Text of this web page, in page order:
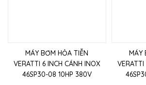
MÁY BƠM HỎA TIỄN
VERATTI 6 INCH CÁNH INOX
46SP30-08 10HP 380V
MÁY